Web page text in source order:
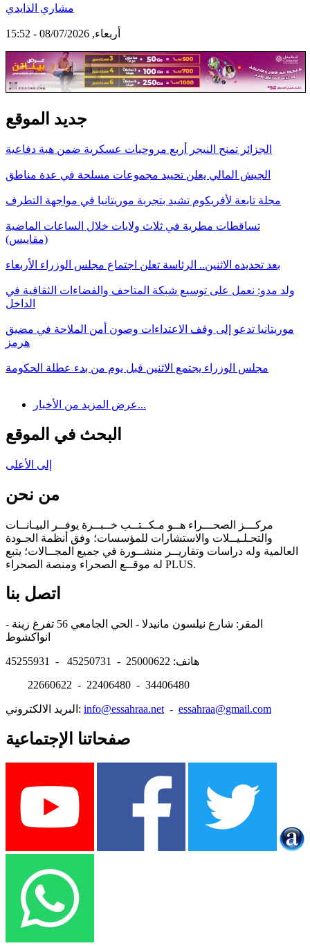
مشاري الذايدي
أربعاء, 08/07/2026 - 15:52
جديد الموقع
الجزائر تمنح النيجر أربع مروحيات عسكرية ضمن هبة دفاعية
الجيش المالي يعلن تحييد مجموعات مسلحة في عدة مناطق
مجلة تابعة لأفريكوم تشيد بتجربة موريتانيا في مواجهة التطرف
تساقطات مطرية في ثلاث ولايات خلال الساعات الماضية
(مقاييس)
بعد تحديده الاثنين.. الرئاسة تعلن اجتماع مجلس الوزراء الأربعاء
ولد مدو: نعمل على توسيع شبكة المتاحف والفضاءات الثقافية في
الداخل
موريتانيا تدعو إلى وقف الاعتداءات وصون أمن الملاحة في مضيق
هرمز
مجلس الوزراء يجتمع الاثنين قبل يوم من بدء عطلة الحكومة
عرض المزيد من الأخبار...
البحث في الموقع
إلى الأعلى
من نحن
مركـــز الصحـــراء هــو مـكــتــب خــبــرة يوفــر البيـانــات
والتحـلـيــلات والاستشارات للمؤسسات؛ وفق أنظمة الجـودة
العالمية وله دراسات وتقاريــر منشــورة في جميع المجــالات؛ يتبع
له موقــع الصحراء ومنصة الصحراء PLUS.
اتصل بنا
المقر: شارع نيلسون مانيدلا - الحي الجامعي 56 تفرغ زينة -
هاتف: 25000622 - 45250731 - 45255931
22660622 - 22406480 - 34406480
البريد الالكتروني: info@essahraa.net - essahraa@gmail.com
صفحاتنا الإجتماعية